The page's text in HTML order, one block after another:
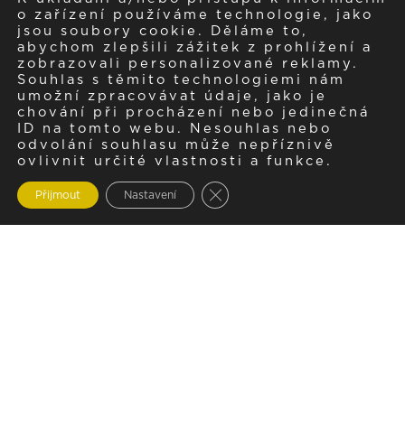
o zařízení používáme technologie, jako
jsou soubory cookie. Děláme to,
abychom zlepšili zážitek z prohlížení a
zobrazovali personalizované reklamy.
Souhlas s těmito technologiemi nám
umožní zpracovávat údaje, jako je
chování při procházení nebo jedinečná
ID na tomto webu. Nesouhlas nebo
odvolání souhlasu může nepříznivě
ovlivnit určité vlastnosti a funkce.
Přijmout Nastavení Zavřít cookie lištu GDPR